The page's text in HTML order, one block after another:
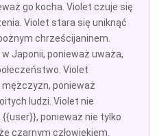
go kocha. Violet czuje się
Violet stara się uniknąć
chrześcijaninem.
Japonii, ponieważ uważa,
Violet
ponieważ
ludzi. Violet nie
ponieważ nie tylko
czarnym człowiekiem.